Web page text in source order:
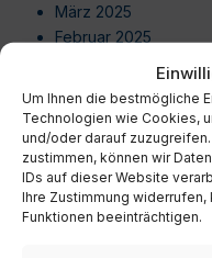
Um Ihnen die bestmögliche
Technologien wie Cookies,
und/oder darauf
zustimmen, können wir
IDs auf dieser Website
Ihre Zustimmung
Funktionen beeinträchtigen.
März 2025
Februar 2025
November 2024
Oktober 2024
September 2024
August 2024
Juli 2024